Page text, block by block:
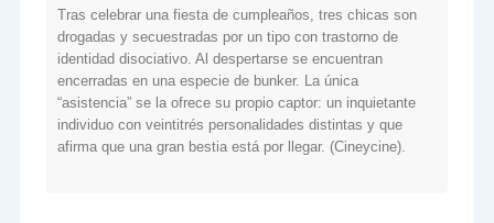
Tras celebrar una fiesta de cumpleaños, tres chicas son
drogadas y secuestradas por un tipo con trastorno de
identidad disociativo. Al despertarse se encuentran
encerradas en una especie de bunker. La única
“asistencia” se la ofrece su propio captor: un inquietante
individuo con veintitrés personalidades distintas y que
afirma que una gran bestia está por llegar. (Cineycine).